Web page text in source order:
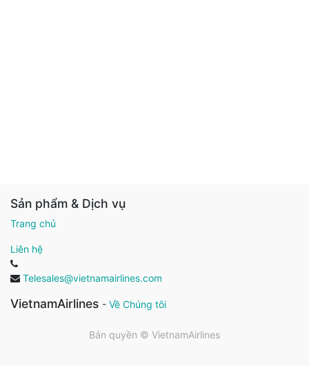
Sản phẩm & Dịch vụ
Trang chủ
Liên hệ
Telesales@vietnamairlines.com
VietnamAirlines - Về Chúng tôi
Bản quyền © VietnamAirlines